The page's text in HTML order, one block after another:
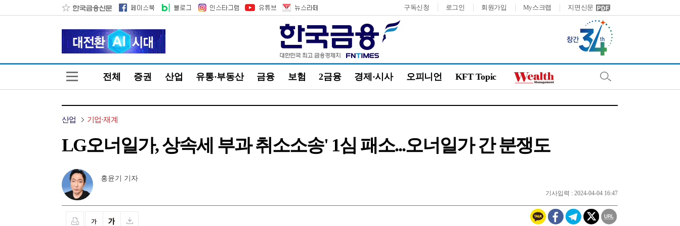
구독신청 로그인 회원가입 My스크랩 지면신문
전체 증권 산업 유통·부동산 금융 보험 2금융 경제·시사 오피니언 KFT Topic
산업 기업·재계
LG오너일가, 상속세 부과 취소소송' 1심 패소...오너일가 간 분쟁도
홍윤기 기자
기사입력 : 2024-04-04 16:47